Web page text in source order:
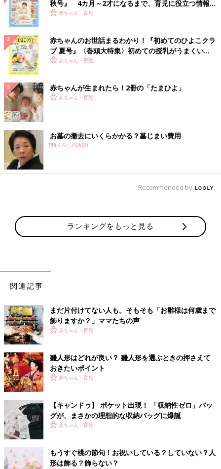
秋号』 4カ月～2才になるまで、育児に役立つ情報が
いっぱい！
赤ちゃん・育児
赤ちゃんのお世話まるわかり！『初めてのひよこクラ
ブ 夏号』〈巻頭大特集〉初めての授乳がうまくい
く！ おっぱい・ミルクの基本と夏のトラブル 解決テ
赤ちゃん・育児
赤ちゃんが生まれたら！2冊の「たまひよ」
赤ちゃん・育児
お墓の撤去にいくらかかる？墓じまい費用
PR(くらしの話題)
Recommended by
ランキングをもっと見る
関連記事
まだ片付けてない人も。そもそも「お雛様は何歳まで
飾りますか？」ママたちの声
赤ちゃん・育児
雛人形はどれが良い？ 雛人形を選ぶときの押さえて
おきたいポイント
赤ちゃん・育児
【キャンドゥ】 ポケット出現！ 「収納性ゼロ」バッ
グが、まさかの理想的な収納バッグに爆誕
赤ちゃん・育児
もうすぐ桃の節句！お祝いしている？していない？人
形は飾る？飾らない？